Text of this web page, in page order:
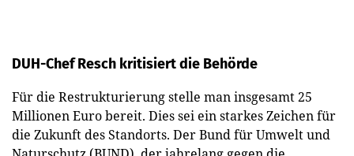
DUH-Chef Resch kritisiert die Behörde
Für die Restrukturierung stelle man insgesamt 25
Millionen Euro bereit. Dies sei ein starkes Zeichen für
die Zukunft des Standorts. Der Bund für Umwelt und